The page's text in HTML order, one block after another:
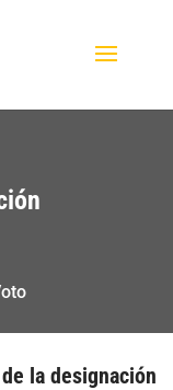
la designación